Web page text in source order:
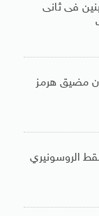
فى ثانى
مضيق هرمز
الروسونيري